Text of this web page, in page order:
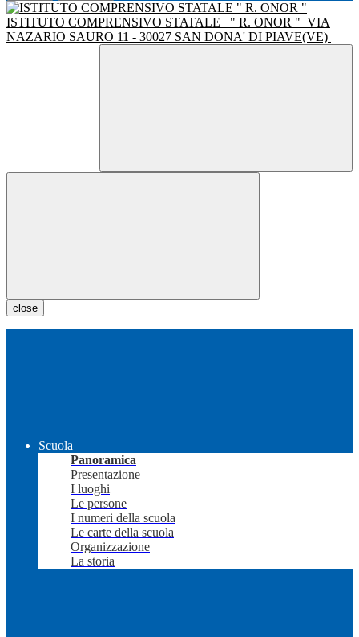
ISTITUTO COMPRENSIVO STATALE " R. ONOR " VIA
NAZARIO SAURO 11 - 30027 SAN DONA' DI PIAVE(VE)
close
Scuola
Panoramica
Presentazione
I luoghi
Le persone
I numeri della scuola
Le carte della scuola
Organizzazione
La storia